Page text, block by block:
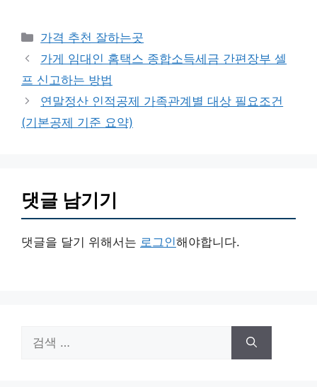
카
테
리
가격 추천 잘하는곳
가게 임대인 홈택스 종합소득세금 간편장부 셀
프 신고하는 방법
연말정산 인적공제 가족관계별 대상 필요조건
(기본공제 기준 요약)
댓글 남기기
댓글을 달기 위해서는 로그인해야합니다.
색: